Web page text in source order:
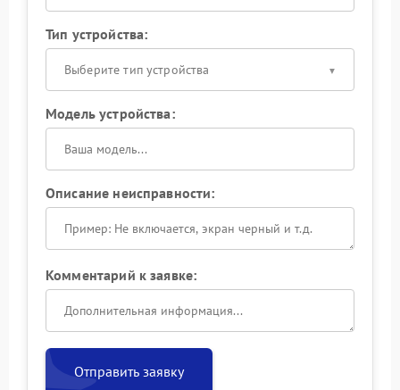
Тип устройства:
Выберите тип устройства
Модель устройства:
Описание неисправности:
Комментарий к заявке:
Отправить заявку